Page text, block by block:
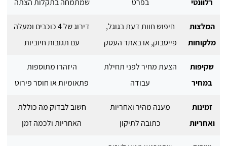
רלוונטי
בפרט
שמתמחה בתקלות הצתה
המלצות
מלקוחות
חיפוש חוות דעת בגוגל,
פייסבוק, או באתר העסק
דירוג של 4 כוכבים ומעלה
עם תגובות חיוביות
שקיפות
במחיר
הצעת מחיר לפני תחילת
עבודה
היזהרו מתוספות
פתאומיות או חוסר פירוט
זמינות
ואחריות
מענה מהיר ואחריות
כתובה לתיקון
חשוב לבדוק מה כוללת
האחריות ולכמה זמן